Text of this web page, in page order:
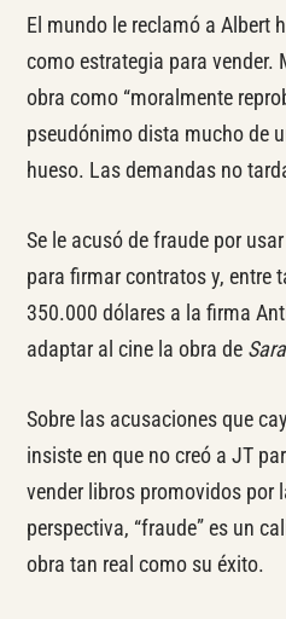
El mundo le reclamó a Albert
como estrategia para vender.
obra como “moralmente
pseudónimo dista mucho de
hueso. Las demandas no
Se le acusó de fraude por
para firmar contratos y, entre
350.000 dólares a la firma
adaptar al cine la obra de
Sobre las acusaciones que
insiste en que no creó a JT
vender libros promovidos por
perspectiva, “fraude” es un
obra tan real como su éxito.